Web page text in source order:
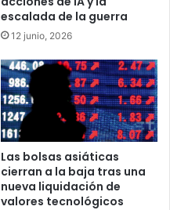
escalada de la guerra
12 junio, 2026
Las bolsas asiáticas
cierran a la baja tras una
nueva liquidación de
valores tecnológicos